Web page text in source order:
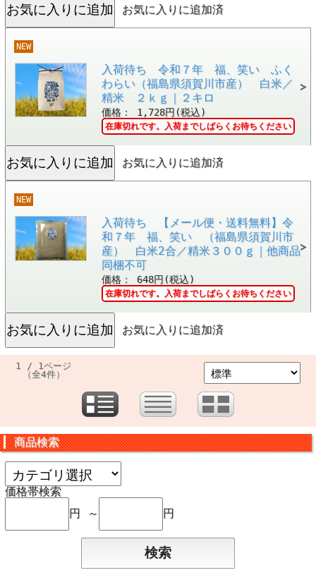
お気に入りに追加済
NEW
入荷待ち 令和７年 福、笑い ふく
わらい（福島県須賀川市産） 白米／
精米 ２ｋｇ｜２キロ
価格： 1,728円(税込)
在庫切れです。入荷までしばらくお待ちください
お気に入りに追加済
NEW
入荷待ち 【メール便・送料無料】令
和７年 福、笑い （福島県須賀川市
産） 白米2合／精米３００ｇ｜他商品
同梱不可
価格： 648円(税込)
在庫切れです。入荷までしばらくお待ちください
お気に入りに追加済
1 / 1ページ
（全4件）
商品検索
価格帯検索
円 ～
円